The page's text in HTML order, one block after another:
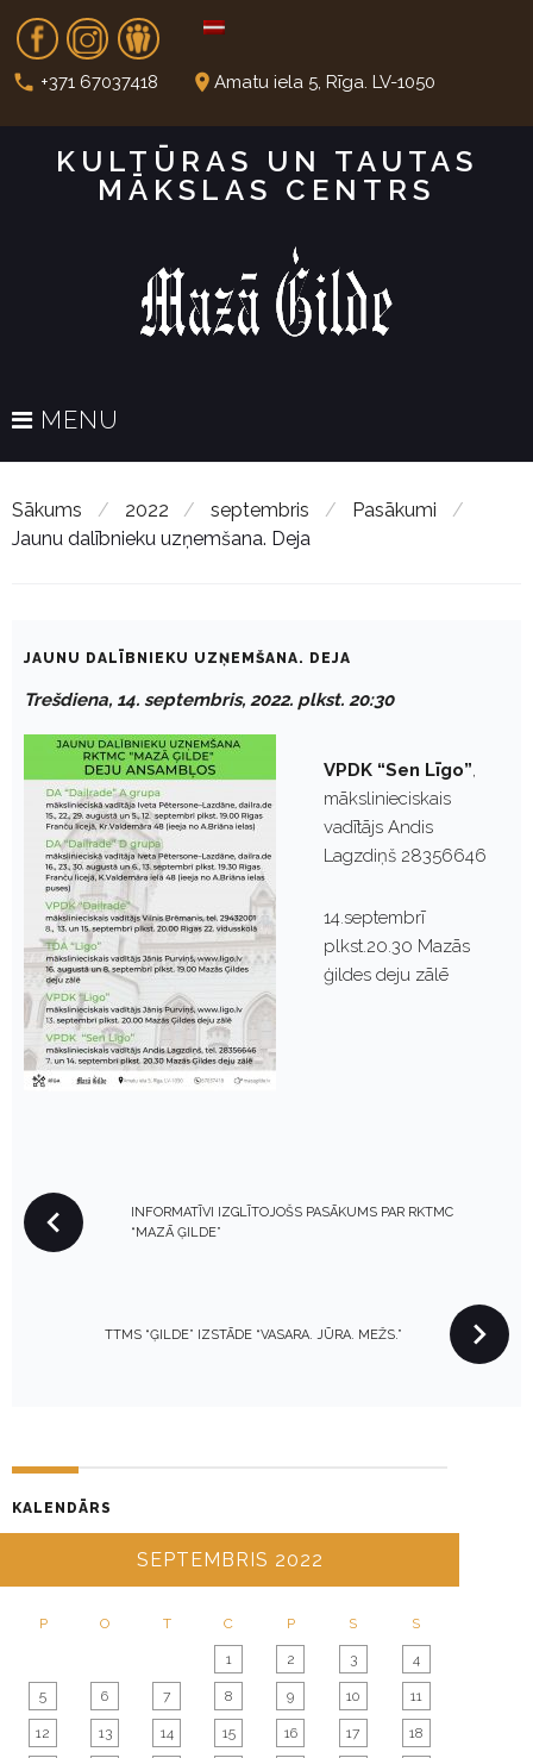
t
Fb In Dr
call +371 67037418 place Amatu iela 5, Rīga. LV-1050
KULTŪRAS UN TAUTAS
MĀKSLAS CENTRS
MENU
Sākums / 2022 / septembris / Pasākumi
/
Jaunu dalībnieku uzņemšana. Deja
JAUNU DALĪBNIEKU UZŅEMŠANA. DEJA
Trešdiena, 14. septembris, 2022. plkst. 20:30
VPDK “Sen Līgo”,
mākslinieciskais
vadītājs Andis
Lagzdiņš 28356646
14.septembrī
plkst.20.30 Mazās
ģildes deju zālē
O
S
A
T
I
INFORMATĪVI IZGLĪTOJOŠS PASĀKUMS PAR RKTMC
“MAZĀ ĢILDE”
TTMS “ĢILDE” IZSTĀDE “VASARA. JŪRA. MEŽS.”
KALENDĀRS
SEPTEMBRIS 2022
P O T C P S S
1 2 3 4
5 6 7 8 9 10 11
12 13 14 15 16 17 18